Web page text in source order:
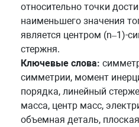
относительно точки
наименьшего значения
является центром (n–1)-
стержня.
Ключевые слова:
симметрии, момент
порядка, линейный
масса, центр масс,
объемная деталь,